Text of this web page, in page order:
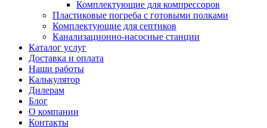
Комплектующие для компрессоров
Пластиковые погреба с готовыми полками
Комплектующие для септиков
Канализационно-насосные станции
Каталог услуг
Доставка и оплата
Наши работы
Калькулятор
Дилерам
Блог
О компании
Контакты